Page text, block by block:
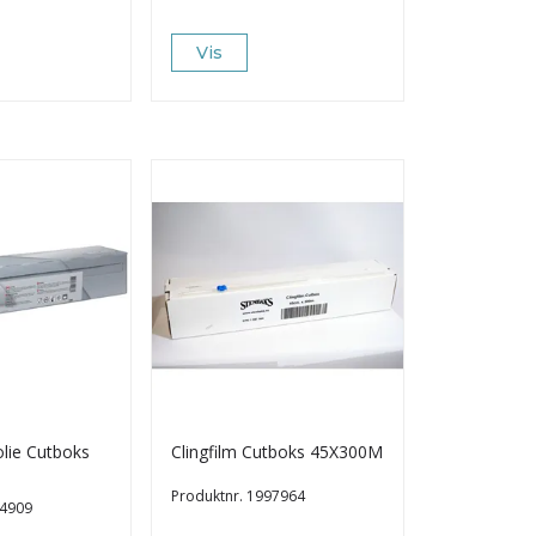
Vis
Cutboks Clingfilm Cutboks 45X300M
Produktnr. 1997964